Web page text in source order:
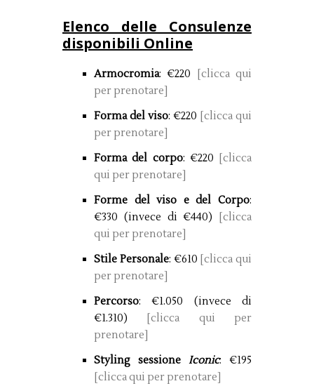
Elenco delle Consulenze
disponibili Online
Armocromia: €220
[clicca qui
per prenotare]
Forma del viso: €220 [clicca qui
per prenotare]
Forma del corpo: €220 [clicca
qui per prenotare]
Forme del viso e del Corpo:
€330 (invece di €440)
[clicca
qui per prenotare]
Stile Personale: €610 [clicca qui
per prenotare]
Percorso: €1.050 (invece di
€1.310)
[clicca qui per
prenotare]
Styling sessione Iconic: €195
[clicca qui per prenotare]